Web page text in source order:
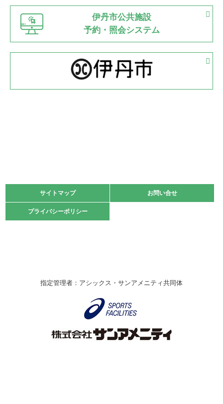
2022.06.12
県知事杯争奪バレーボール大会が開催
緑ケ丘体育館
2022.05.05
体育協会長杯 バドミントン競技の部
2022.05.22
緑ケ丘体育館
2021.10.23
卓球選手権大会ラージボールの部開催☆
伊丹市総合体育大会 バレーボール大会が開催されました
なわとびイベントを開催しました！
伊丹市公共施設
予約・照会システム
サイトマップ お問い合せ
プライバシーポリシー
サイトマップ お問い合せ
プライバシーポリシー
指定管理者：アシックス・サンアメニティ共同体